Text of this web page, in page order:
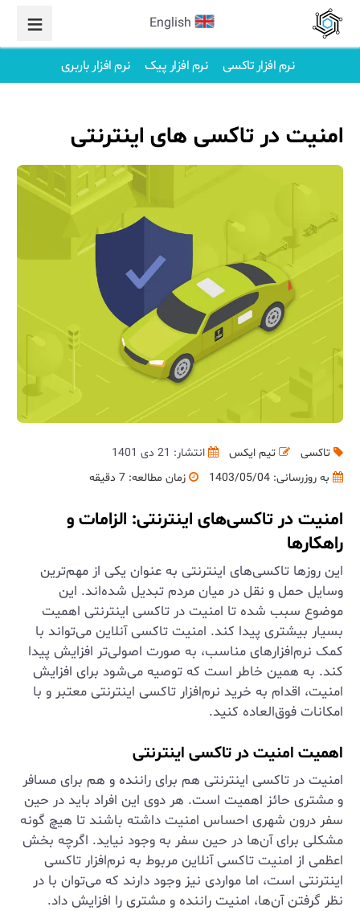
English
نرم افزار تاکسی نرم افزار پیک نرم افزار باربری
امنیت در تاکسی های اینترنتی
تاکسی تیم ایکس
انتشار: 21 دی 1401
به روزرسانی: 1403/05/04 زمان مطالعه: 7 دقیقه
امنیت در تاکسی‌های اینترنتی: الزامات و
راهکارها
این روزها تاکسی‌های اینترنتی به عنوان یکی از مهم‌ترین
وسایل حمل و نقل در میان مردم تبدیل شده‌اند. این
موضوع سبب شده تا امنیت در تاکسی اینترنتی اهمیت
بسیار بیشتری پیدا کند. امنیت تاکسی آنلاین می‌تواند با
کمک نرم‌افزارهای مناسب، به صورت اصولی‌تر افزایش پیدا
کند. به همین خاطر است که توصیه می‌شود برای افزایش
امنیت، اقدام به خرید نرم‌افزار تاکسی اینترنتی معتبر و با
امکانات فوق‌العاده کنید.
اهمیت امنیت در تاکسی اینترنتی
امنیت در تاکسی اینترنتی هم برای راننده و هم برای مسافر
و مشتری حائز اهمیت است. هر دوی این افراد باید در حین
سفر درون شهری احساس امنیت داشته باشند تا هیچ گونه
مشکلی برای آن‌ها در حین سفر به وجود نیاید. اگرچه بخش
اعظمی از امنیت تاکسی آنلاین مربوط به نرم‌افزار تاکسی
اینترنتی است، اما مواردی نیز وجود دارند که می‌توان با در
نظر گرفتن آن‌ها، امنیت راننده و مشتری را افزایش داد.